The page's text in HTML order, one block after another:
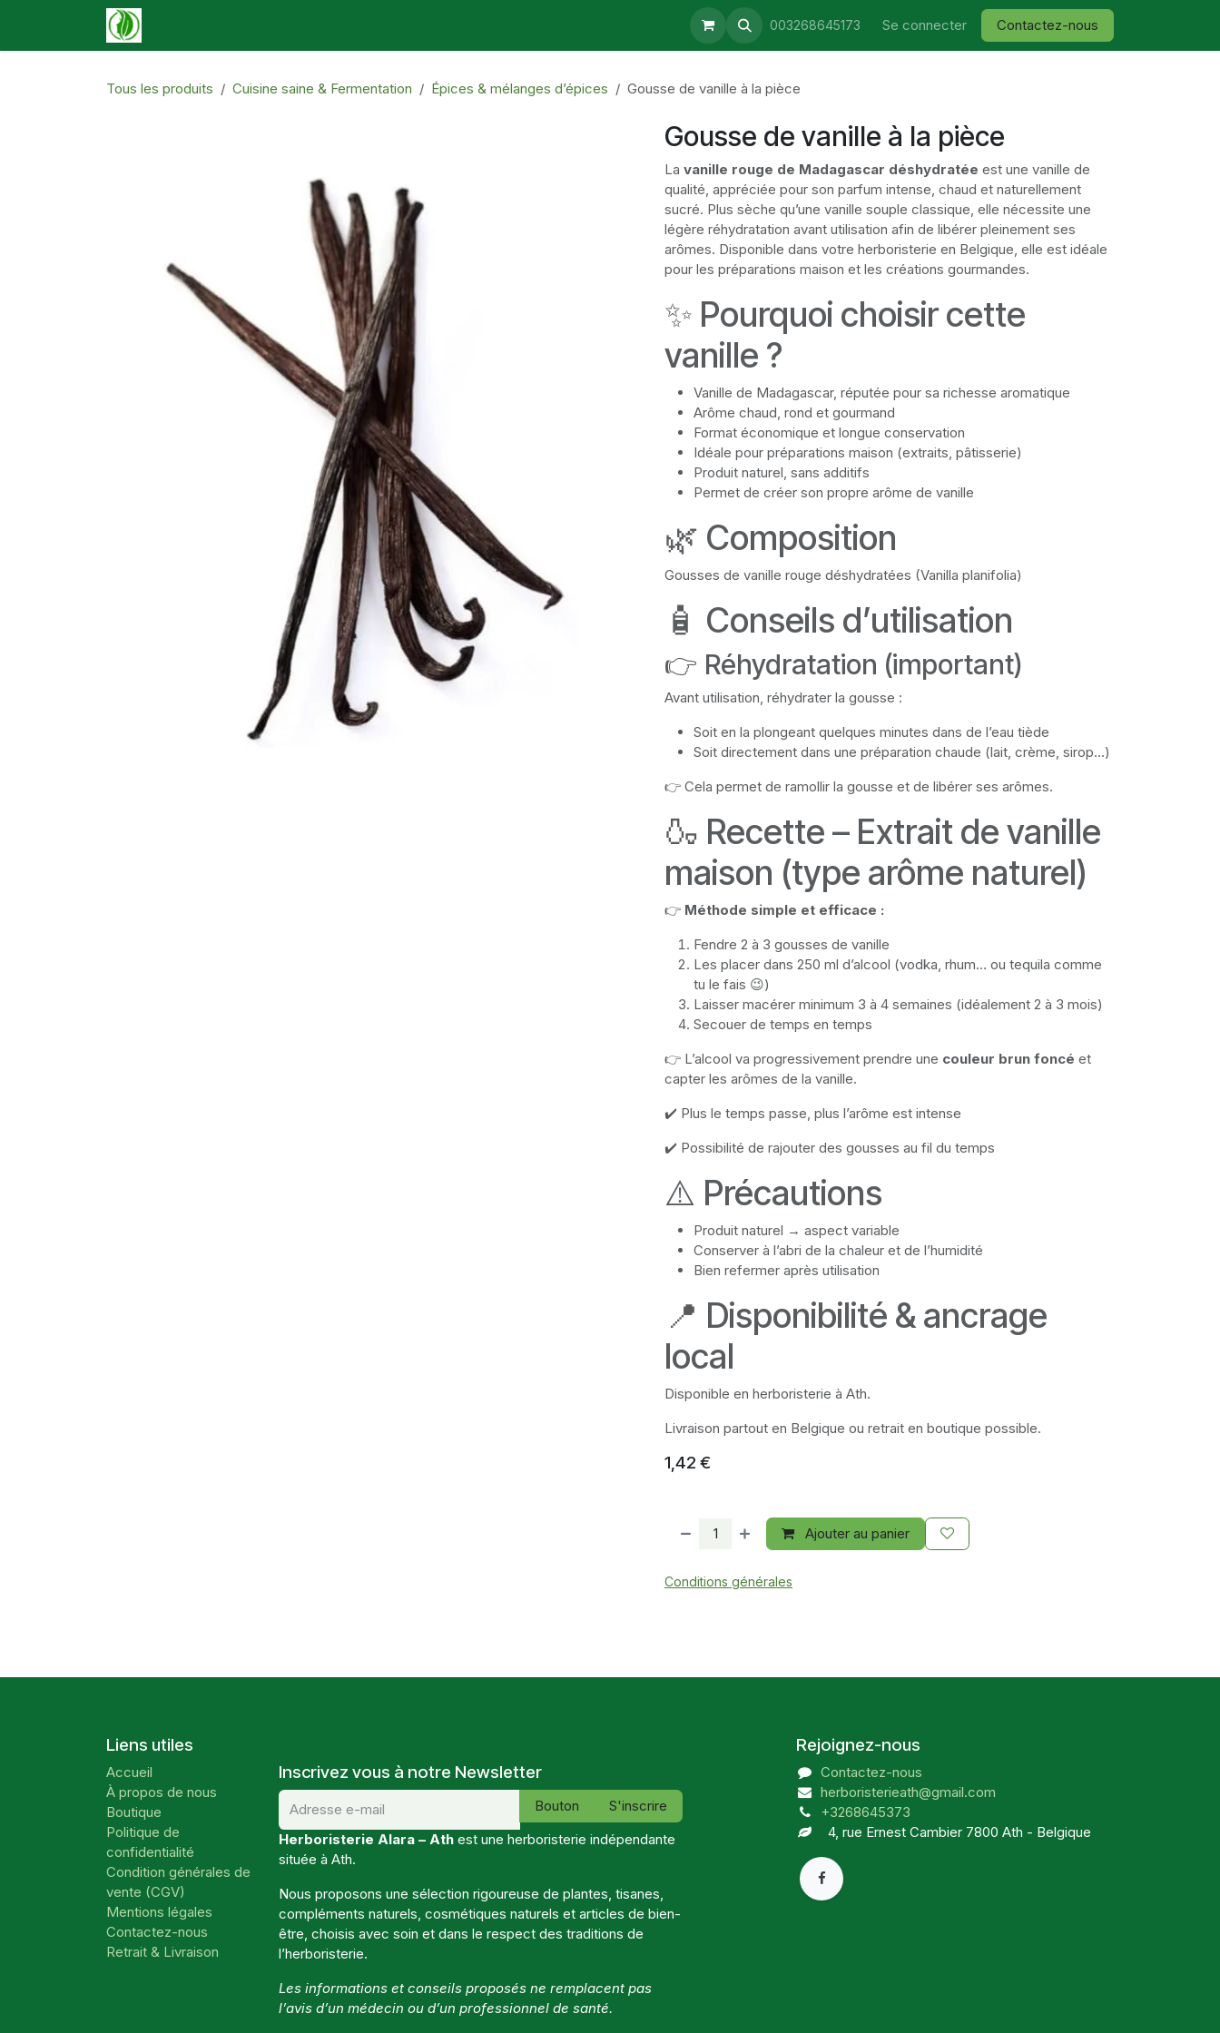
Se rendre au contenu
Retrait & Livraison Blog 003268645173 Se connecter Contactez-nous
Tous les produits Cuisine saine & Fermentation Épices & mélanges d’épices Gousse de vanille à la pièce
Gousse de vanille à la pièce
La vanille rouge de Madagascar déshydratée est une vanille de
qualité, appréciée pour son parfum intense, chaud et naturellement
sucré. Plus sèche qu’une vanille souple classique, elle nécessite une
légère réhydratation avant utilisation afin de libérer pleinement ses
arômes. Disponible dans votre herboristerie en Belgique, elle est idéale
pour les préparations maison et les créations gourmandes.
✨ Pourquoi choisir cette
vanille ?
Vanille de Madagascar, réputée pour sa richesse aromatique
Arôme chaud, rond et gourmand
Format économique et longue conservation
Idéale pour préparations maison (extraits, pâtisserie)
Produit naturel, sans additifs
Permet de créer son propre arôme de vanille
🌿 Composition
Gousses de vanille rouge déshydratées (Vanilla planifolia)
🧴 Conseils d’utilisation
👉 Réhydratation (important)
Avant utilisation, réhydrater la gousse :
Soit en la plongeant quelques minutes dans de l’eau tiède
Soit directement dans une préparation chaude (lait, crème, sirop…)
👉 Cela permet de ramollir la gousse et de libérer ses arômes.
🍶 Recette – Extrait de vanille
maison (type arôme naturel)
👉 Méthode simple et efficace :
Fendre 2 à 3 gousses de vanille
Les placer dans 250 ml d’alcool (vodka, rhum… ou tequila comme
tu le fais 😉)
Laisser macérer minimum 3 à 4 semaines (idéalement 2 à 3 mois)
Secouer de temps en temps
👉 L’alcool va progressivement prendre une couleur brun foncé et
capter les arômes de la vanille.
✔️ Plus le temps passe, plus l’arôme est intense
✔️ Possibilité de rajouter des gousses au fil du temps
⚠️ Précautions
Produit naturel → aspect variable
Conserver à l’abri de la chaleur et de l’humidité
Bien refermer après utilisation
📍 Disponibilité & ancrage
local
Disponible en herboristerie à Ath.
Livraison partout en Belgique ou retrait en boutique possible.
1,42 €
Ajouter au panier
Conditions générales
Liens utiles
Accueil
À propos de nous
Boutique
Politique de
confidentialité
Condition générales de
vente (CGV)
Mentions légales
Contactez-nous
Retrait & Livraison
Inscrivez vous à notre Newsletter
Bouton
S'inscrire
Herboristerie Alara – Ath est une herboristerie indépendante
située à Ath.
Nous proposons une sélection rigoureuse de plantes, tisanes,
compléments naturels, cosmétiques naturels et articles de bien-
être, choisis avec soin et dans le respect des traditions de
l’herboristerie.
Les informations et conseils proposés ne remplacent pas
l’avis d’un médecin ou d’un professionnel de santé.
Rejoignez-nous
Contactez-nous
herboristerieath@gmail.com
+3268645373
4, rue Ernest Cambier 7800 Ath - Belgique